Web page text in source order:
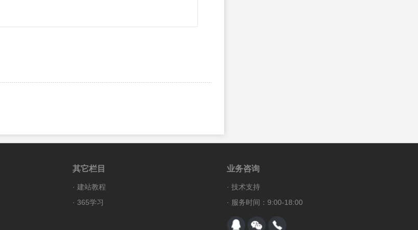
其它栏目
· 建站教程
· 365学习
业务咨询
· 技术支持
· 服务时间：9:00-18:00